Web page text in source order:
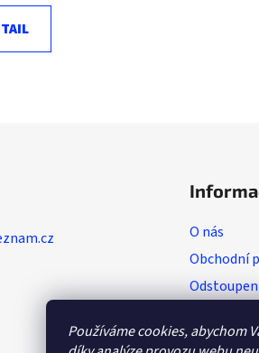
Používáme cookies, abychom
O nás
Obchodní